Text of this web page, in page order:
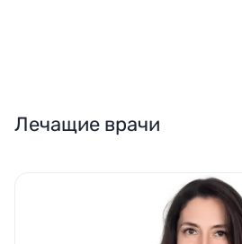
Лечащие врачи